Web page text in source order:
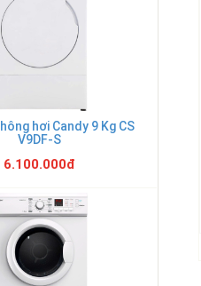
hơi Candy 9 Kg CS
V9DF-S
6.100.000đ